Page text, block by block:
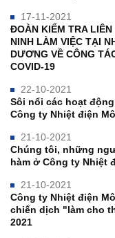
17-11-2021
ĐOÀN KIỂM TRA LIÊN
NINH LÀM VIỆC TẠI
DƯƠNG VỀ CÔNG
COVID-19
22-10-2021
Sôi nổi các hoạt
Công ty Nhiệt điện
21-10-2021
Chúng tôi, những
hàm ở Công ty Nhiệt
21-10-2021
Công ty Nhiệt điện
chiến dịch "làm cho
2021